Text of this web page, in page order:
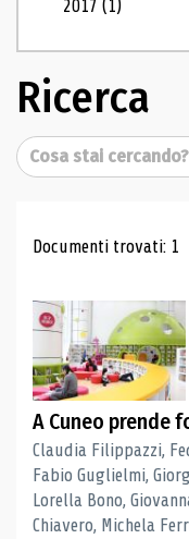
2017(1)
Ricerca
Cerca
Risultati
Documenti trovati: 1
A Cuneo prende
Claudia Filippazzi,
Fabio Guglielmi,
Lorella Bono,
Chiavero, Michela